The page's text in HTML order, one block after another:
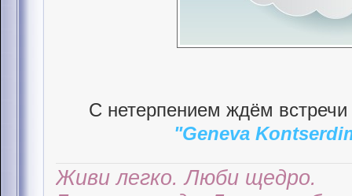
С нетерпением ждём
"Geneva
Живи легко. Люби щедро.